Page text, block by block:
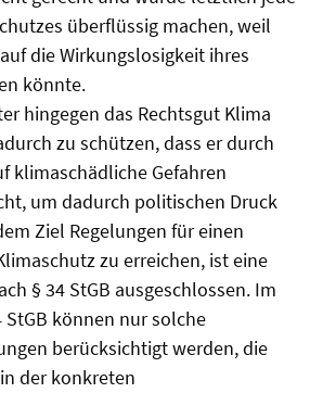
überflüssig machen, weil
die Wirkungslosigkeit ihres
könnte.
hingegen das Rechtsgut Klima
zu schützen, dass er durch
klimaschädliche Gefahren
um dadurch politischen Druck
Ziel Regelungen für einen
zu erreichen, ist eine
§ 34 StGB ausgeschlossen. Im
StGB können nur solche
berücksichtigt werden, die
der konkreten